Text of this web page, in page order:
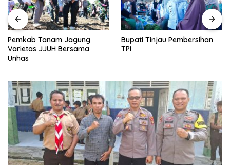
Pemkab Tanam Jagung
Varietas JJUH Bersama
Unhas
Bupati Tinjau Pembersihan
TPI